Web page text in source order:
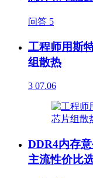
问答 5
工程师用斯
组散热
3 07.06
DDR4内存
主流性价比